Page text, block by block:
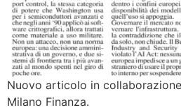
Nuovo articolo in
Milano Finanza.